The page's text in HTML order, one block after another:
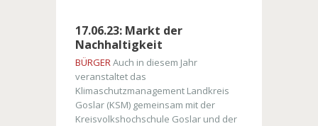
17.06.23: Markt der
Nachhaltigkeit
BÜRGERAuch in diesem Jahr
veranstaltet das
Klimaschutzmanagement Landkreis
Goslar (KSM) gemeinsam mit der
Kreisvolkshochschule Goslar und der